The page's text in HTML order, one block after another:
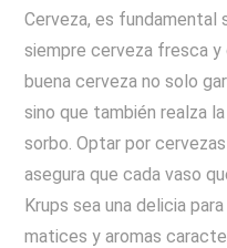
Cerveza, es fundamental
siempre cerveza fresca y
buena cerveza no solo
sino que también realza
sorbo. Optar por
asegura que cada vaso
Krups sea una delicia
matices y aromas